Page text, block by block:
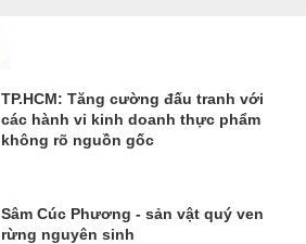
TP.HCM: Tăng cường đấu tranh với
các hành vi kinh doanh thực phẩm
không rõ nguồn gốc
Sâm Cúc Phương - sản vật quý ven
rừng nguyên sinh